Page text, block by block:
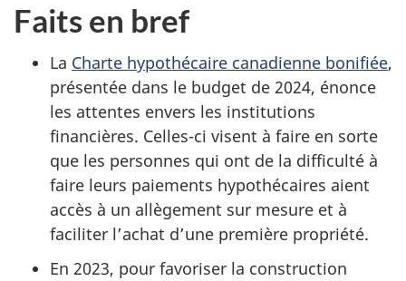
Faits en bref
La Charte hypothécaire canadienne bonifiée,
présentée dans le budget de 2024, énonce
les attentes envers les institutions
financières. Celles-ci visent à faire en sorte
que les personnes qui ont de la difficulté à
faire leurs paiements hypothécaires aient
accès à un allègement sur mesure et à
faciliter l’achat d’une première propriété.
En 2023, pour favoriser la construction